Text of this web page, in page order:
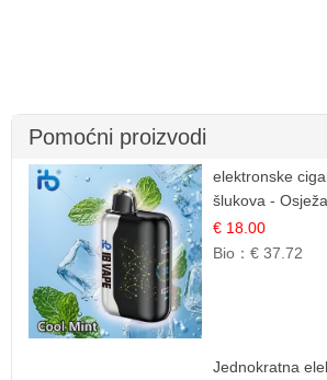
Pomoćni proizvodi
elektronske
šlukova -
Čista i Svježa
€ 18.00
Bio：€ 37.72
Jednokratna